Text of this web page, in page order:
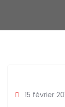
15 février